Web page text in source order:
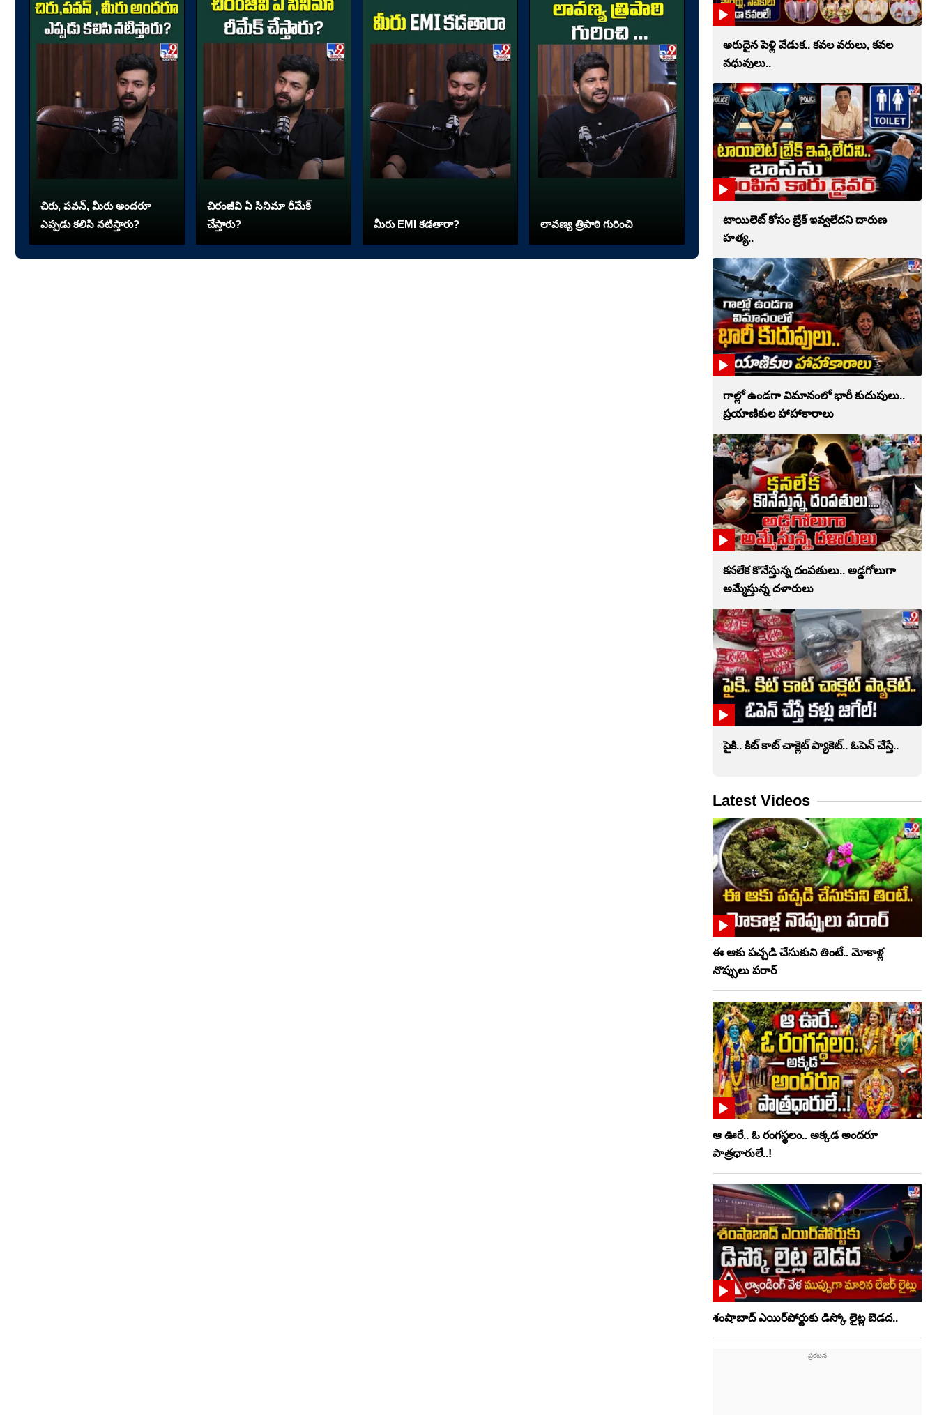
చిరు, పవన్, మీరు అందరూ
ఎప్పడు కలిసి నటిస్తారు?
చిరంజీవి ఏ సినిమా రీమేక్
చేస్తారు?
మీరు EMI కడతారా? లావణ్య త్రిపాఠి గురించి
అరుదైన పెళ్లి వేడుక.. కవల వరులు, కవల
వధువులు..
టాయిలెట్‌ కోసం బ్రేక్‌ ఇవ్వలేదని దారుణ
హత్య..
గాల్లో ఉండగా విమానంలో భారీ కుదుపులు..
ప్రయాణికుల హాహాకారాలు
కనలేక కొనేస్తున్న దంపతులు.. అడ్డగోలుగా
అమ్మేస్తున్న దళారులు
పైకి.. కిట్‌ కాట్‌ చాక్లెట్ ప్యాకెట్‌.. ఓపెన్‌ చేస్తే..
Latest Videos
ఈ ఆకు పచ్చడి చేసుకుని తింటే.. మోకాళ్ల
నొప్పులు పరార్‌
ఆ ఊరే.. ఓ రంగస్థలం.. అక్కడ అందరూ
పాత్రధారులే..!
శంషాబాద్ ఎయిర్‌పోర్టుకు డిస్కో లైట్ల బెడద..